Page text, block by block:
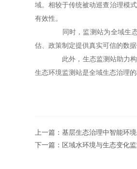
域。相较于传统被动巡查治理模
有效性。
同时，监测站为全域生态
估、政策制定提供真实可信的数
此外，生态监测站助力构
生态环境监测站是全域生态治理
上一篇： 基层生态治理中智能环
下一篇： 区域水环境与生态变化